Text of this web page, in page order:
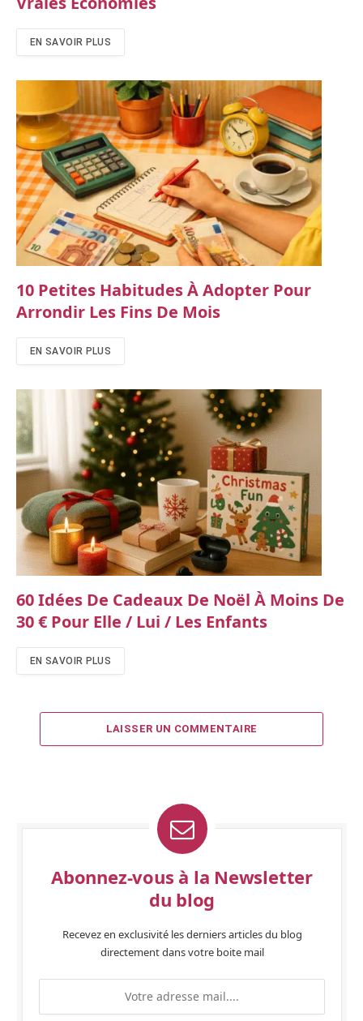
EN SAVOIR PLUS
10 Petites Habitudes À Adopter Pour
Arrondir Les Fins De Mois
EN SAVOIR PLUS
60 Idées De Cadeaux De Noël À Moins De
30 € Pour Elle / Lui / Les Enfants
EN SAVOIR PLUS
LAISSER UN COMMENTAIRE
Abonnez-vous à la Newsletter
du blog
Recevez en exclusivité les derniers articles du blog
directement dans votre boite mail